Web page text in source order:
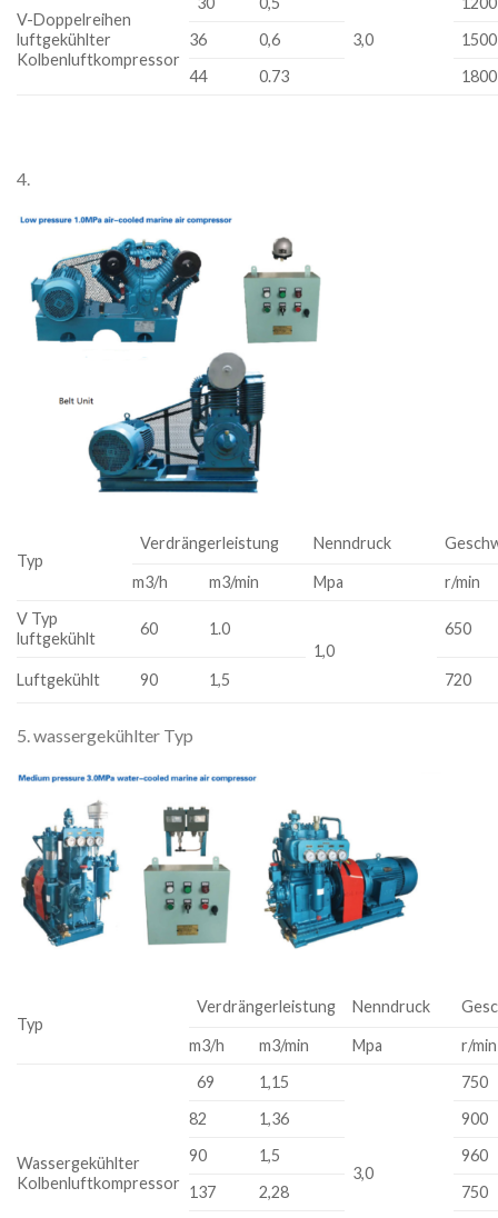
V-Doppelreihen
luftgekühlter
Kolbenluftkompressor
3,0
36
0,6
1500
44
0.73 1800
4.
Typ
Verdrängerleistung Nenndruck
m3/h m3/min Mpa
r/min
V Typ
luftgekühlt
60
1.0
1,0
650
Luftgekühlt 90 1,5 720
5. wassergekühlter Typ
Typ
Verdrängerleistung Nenndruck
m3/h m3/min Mpa r/min
Wassergekühlter
Kolbenluftkompressor
69 1,15
3,0
750
82
1,36
900
90
1,5
960
137
2,28
750